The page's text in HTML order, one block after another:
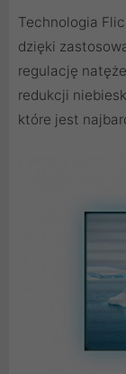
Technologia
dzięki
regulację
redukcji
które jest